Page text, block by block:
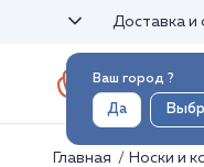
Ваш город ?
Да
Доставка и
Главная Носки и